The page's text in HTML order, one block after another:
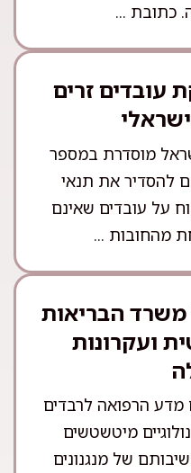
כתובת ...
עובדים זרים
מוסדרת במספר
להסדיר את תנאי
על עובדים שאינם
מהחובות ...
הבריאות
ועקרונות
מדע הרפואה לרבדים
מיטשטשים
של מנגנונים